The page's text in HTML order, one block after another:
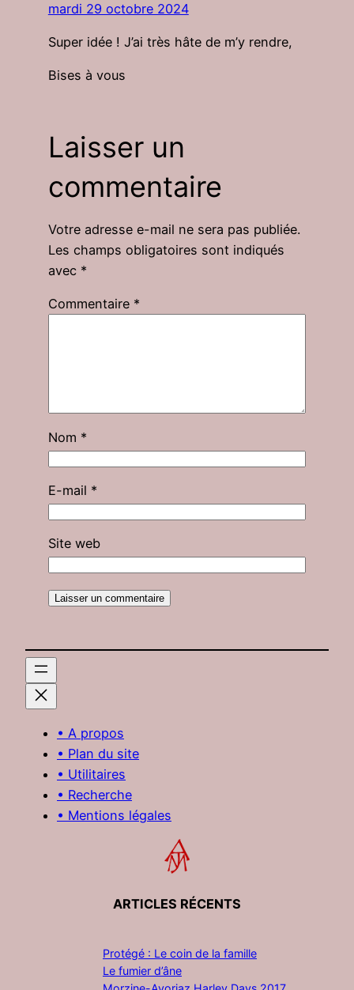
mardi 29 octobre 2024
Super idée ! J’ai très hâte de m’y rendre,
Bises à vous
Laisser un
commentaire
Votre adresse e-mail ne sera pas publiée.
Les champs obligatoires sont indiqués
avec *
Commentaire *
Nom *
E-mail *
Site web
• A propos
• Plan du site
• Utilitaires
• Recherche
• Mentions légales
ARTICLES RÉCENTS
Protégé : Le coin de la famille
Le fumier d’âne